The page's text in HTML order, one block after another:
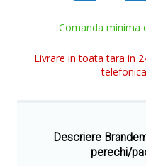
Comanda minima
Livrare in toata tara in
Descriere
perechi/